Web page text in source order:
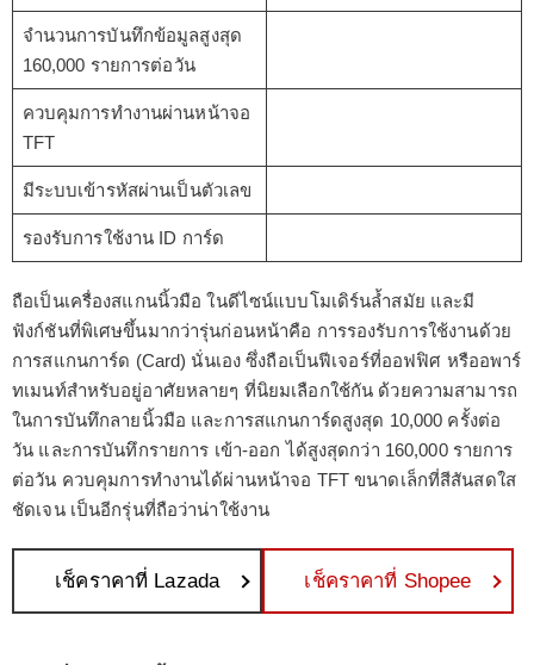
จำนวนการบันทึกข้อมูลสูงสุด
160,000 รายการต่อวัน
ควบคุมการทำงานผ่านหน้าจอ
TFT
มีระบบเข้ารหัสผ่านเป็นตัวเลข
รองรับการใช้งาน ID การ์ด
ถือเป็นเครื่องสแกนนิ้วมือ ในดีไซน์แบบโมเดิร์นล้ำสมัย และมี
ฟังก์ชันที่พิเศษขึ้นมากว่ารุ่นก่อนหน้าคือ การรองรับการใช้งานด้วย
การสแกนการ์ด (Card) นั่นเอง ซึ่งถือเป็นฟีเจอร์ที่ออฟฟิศ หรืออพาร์
ทเมนท์สำหรับอยู่อาศัยหลายๆ ที่นิยมเลือกใช้กัน ด้วยความสามารถ
ในการบันทึกลายนิ้วมือ และการสแกนการ์ดสูงสุด 10,000 ครั้งต่อ
วัน และการบันทึกรายการ เข้า-ออก ได้สูงสุดกว่า 160,000 รายการ
ต่อวัน ควบคุมการทำงานได้ผ่านหน้าจอ TFT ขนาดเล็กที่สีสันสดใส
ชัดเจน เป็นอีกรุ่นที่ถือว่าน่าใช้งาน
เช็คราคาที่ Lazada เช็คราคาที่ Shopee